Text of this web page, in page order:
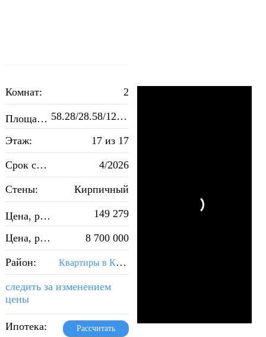
Комнат: 2
Площадь, м 2 : 58.28/28.58/12.45
Этаж: 17 из 17
Срок сдачи: 4/2026
Стены: Кирпичный
Цена, руб./м 149 279
Цена, руб.: 8 700 000
Район: Квартиры в Кировском районе Самары
следить за изменением
цены
Ипотека: Рассчитать